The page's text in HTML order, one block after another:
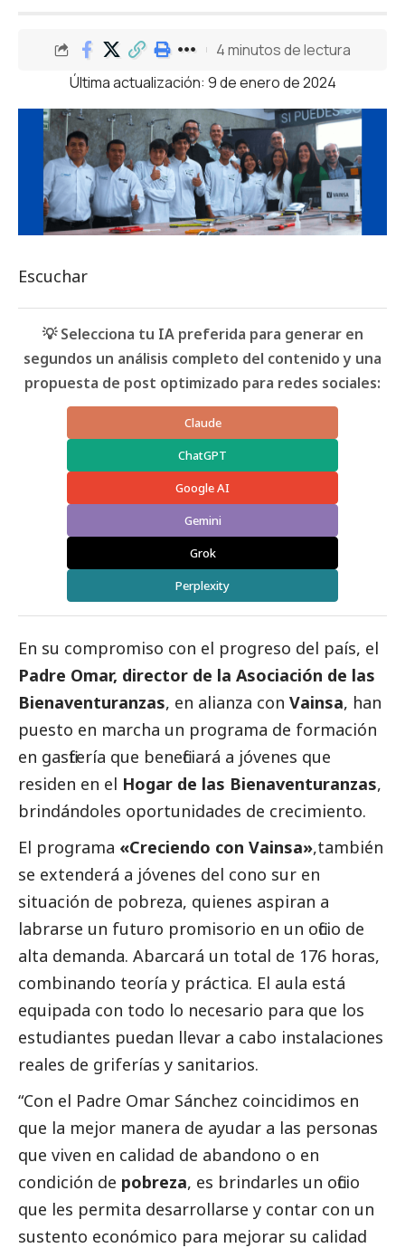
Última actualización: 9 de enero de 2024
4 minutos de lectura
Escuchar
💡 Selecciona tu IA preferida para generar en
segundos un análisis completo del contenido y una
propuesta de post optimizado para redes sociales:
Claude
ChatGPT
Google AI
Gemini
Grok
Perplexity
En su compromiso con el progreso del país, el
Padre Omar, director de la Asociación de las
Bienaventuranzas, en alianza con Vainsa, han
puesto en marcha un programa de formación
en gasfitería que beneficiará a jóvenes que
residen en el Hogar de las Bienaventuranzas,
brindándoles oportunidades de crecimiento.
El programa «Creciendo con Vainsa»,también
se extenderá a jóvenes del cono sur en
situación de pobreza, quienes aspiran a
labrarse un futuro promisorio en un oficio de
alta demanda. Abarcará un total de 176 horas,
combinando teoría y práctica. El aula está
equipada con todo lo necesario para que los
estudiantes puedan llevar a cabo instalaciones
reales de griferías y sanitarios.
“Con el Padre Omar Sánchez coincidimos en
que la mejor manera de ayudar a las personas
que viven en calidad de abandono o en
condición de pobreza, es brindarles un oficio
que les permita desarrollarse y contar con un
sustento económico para mejorar su calidad